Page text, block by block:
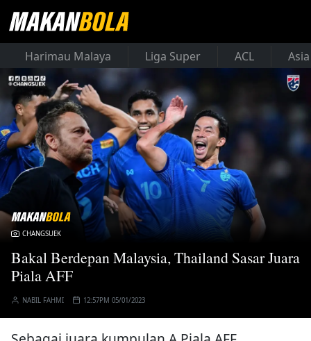
Harimau Malaya Liga Super ACL
CHANGSUEK
Bakal Berdepan Malaysia, Thailand Sasar Juara
Piala AFF
NABIL FAHMI 12:57PM 05/01/2023